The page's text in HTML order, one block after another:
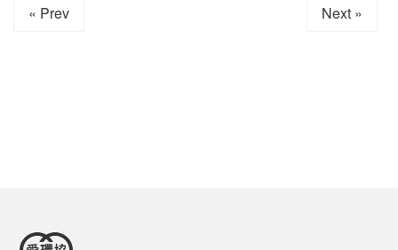
« Prev Next »